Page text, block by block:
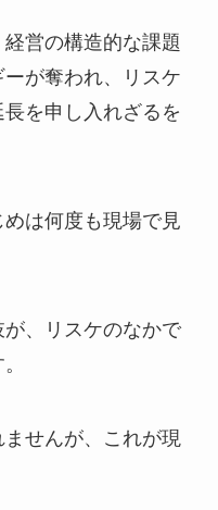
営の構造的な課題
が奪われ、リスケ
を申し入れざるを
は何度も現場で見
、リスケのなかで
せんが、これが現